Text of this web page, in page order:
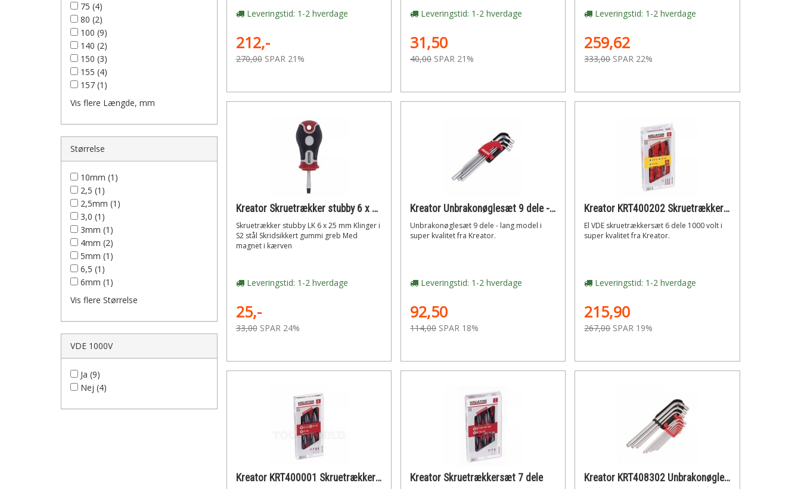
75 (4)
80 (2)
100 (9)
140 (2)
150 (3)
155 (4)
157 (1)
Vis flere Længde, mm
Størrelse
10mm (1)
2,5 (1)
2,5mm (1)
3,0 (1)
3mm (1)
4mm (2)
5mm (1)
6,5 (1)
6mm (1)
Vis flere Størrelse
VDE 1000V
Ja (9)
Nej (4)
Leveringstid: 1-2 hverdage
212,-
270,00 SPAR 21%
Leveringstid: 1-2 hverdage
31,50
40,00 SPAR 21%
Leveringstid: 1-2 hverdage
259,62
333,00 SPAR 22%
Kreator Skruetrækker stubby 6 x 25mm
Skruetrækker stubby LK 6 x 25 mm Klinger i
S2 stål Skridsikkert gummi greb Med
magnet i kærven
Leveringstid: 1-2 hverdage
25,-
33,00 SPAR 24%
Kreator Unbrakonøglesæt 9 dele - lang model
Unbrakonøglesæt 9 dele - lang model i
super kvalitet fra Kreator.
Leveringstid: 1-2 hverdage
92,50
114,00 SPAR 18%
Kreator KRT400202 Skruetrækkersæt 6 dele VDE 1000 volt
El VDE skruetrækkersæt 6 dele 1000 volt i
super kvalitet fra Kreator.
Leveringstid: 1-2 hverdage
215,90
267,00 SPAR 19%
Kreator KRT400001 Skruetrækkersæt 6 dele Kreator Skruetrækkersæt 7 dele Kreator KRT408302 Unbrakonøglesæt 9 dele med kuglehoved